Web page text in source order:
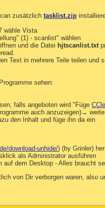
zusätzlich tasklist.zip
wähle Vista
(1) - scanlist" wählen
und die Datei hjtscanlist.txt
Text in mehrere Teile teilen und
sehen:
falls angeboten wird "Füge
auch anzuzeigen)→
den Inhalt und füge ihn da ein
download-unhide/) (by Grinler)
als Administrator ausführen
auf dem Desktop - Alles braucht
von Dir verborgen waren, also